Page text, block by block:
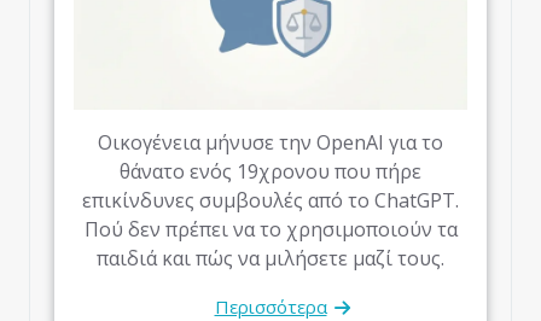
Οικογένεια μήνυσε την OpenAI για το
θάνατο ενός 19χρονου που πήρε
επικίνδυνες συμβουλές από το ChatGPT.
Πού δεν πρέπει να το χρησιμοποιούν τα
παιδιά και πώς να μιλήσετε μαζί τους.
Περισσότερα